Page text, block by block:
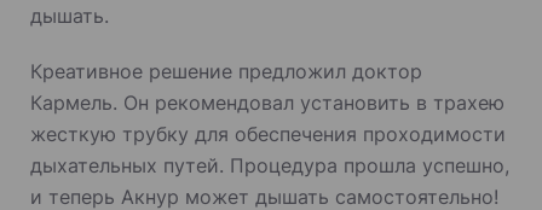
дышать.
Креативное решение предложил доктор
Кармель. Он рекомендовал установить в трахею
жесткую трубку для обеспечения проходимости
дыхательных путей. Процедура прошла успешно,
и теперь Акнур может дышать самостоятельно!